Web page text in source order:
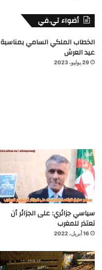
أضواء تي.في
الخطاب الملكي السامي بمناسبة
عيد العرش
29 يوليو، 2023
سياسي جزائري: على الجزائر أن
تعتذر للمغرب
16 أبريل، 2022